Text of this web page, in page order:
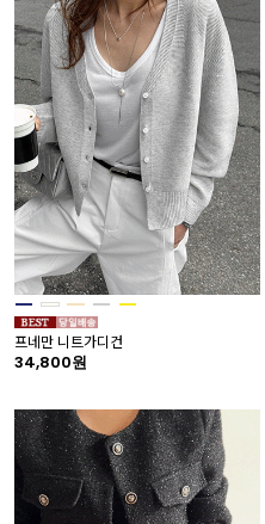
프네만 니트가디건
34,800원